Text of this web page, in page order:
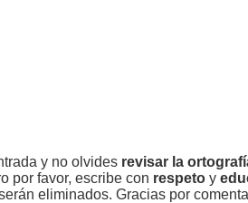
y no olvides revisar la
por favor, escribe con respeto y
eliminados. Gracias por